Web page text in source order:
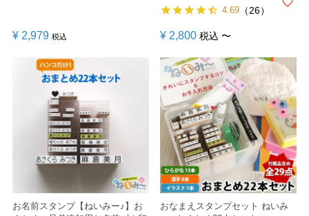
¥ 2,979 税込 ¥ 2,800 税込 〜
4.69 （26）
お名前スタンプ【ねいみー♪】お
おなまえスタンプセット ねいみ